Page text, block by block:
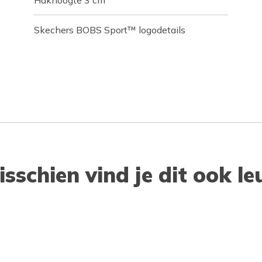
Skechers BOBS Sport™ logodetails
vind je dit ook